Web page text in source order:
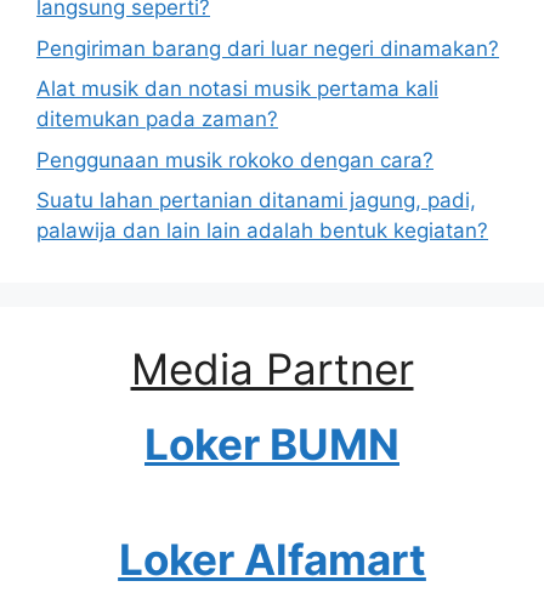
langsung seperti?
Pengiriman barang dari luar negeri dinamakan?
Alat musik dan notasi musik pertama kali
ditemukan pada zaman?
Penggunaan musik rokoko dengan cara?
Suatu lahan pertanian ditanami jagung, padi,
palawija dan lain lain adalah bentuk kegiatan?
Media Partner
Loker BUMN
Loker Alfamart